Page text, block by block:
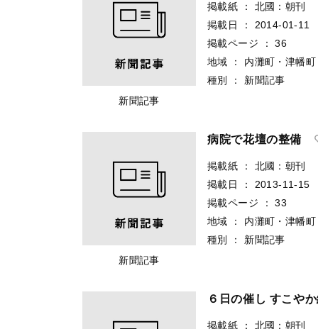
新聞記事
掲載紙 ：
北國：朝刊
掲載日
：
2014-01-11
掲載ページ
：
36
地域
：
内灘町・津幡町
種別
： 新聞記事
新聞記事
病院で花壇の整備
掲載紙 ：
北國：朝刊
掲載日
：
2013-11-15
掲載ページ
：
33
地域
：
内灘町・津幡町
種別
： 新聞記事
６日の催し すこや
掲載紙 ： 北國：朝刊